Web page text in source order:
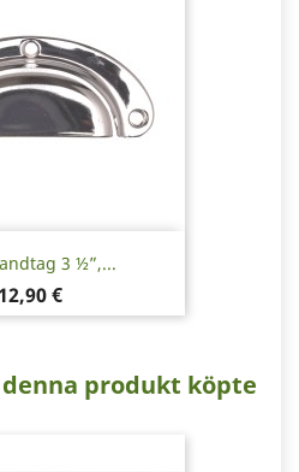
3 ½”,...
Pris
12,90 €
produkt köpte